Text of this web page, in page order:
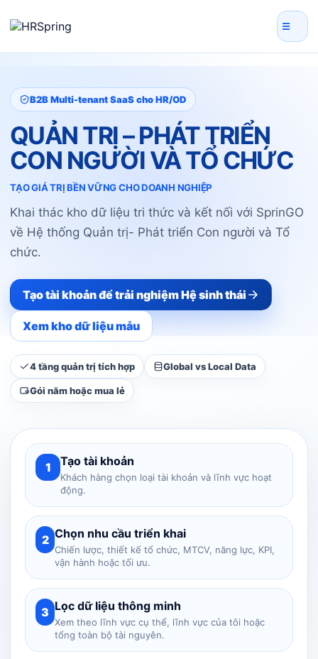
☰
B2B Multi-tenant SaaS cho HR/OD
QUẢN TRỊ – PHÁT TRIỂN
CON NGƯỜI VÀ TỔ CHỨC
TẠO GIÁ TRỊ BỀN VỮNG CHO DOANH NGHIỆP
Khai thác kho dữ liệu tri thức và kết nối với SprinGO
về Hệ thống Quản trị- Phát triển Con người và Tổ
chức.
Tạo tài khoản để trải nghiệm Hệ sinh thái
Xem kho dữ liệu mẫu
4 tầng quản trị tích hợp Global vs Local Data
Gói năm hoặc mua lẻ
1 Tạo tài khoản
Khách hàng chọn loại tài khoản và lĩnh vực hoạt
động.
2 Chọn nhu cầu triển khai
Chiến lược, thiết kế tổ chức, MTCV, năng lực, KPI,
vận hành hoặc tối ưu.
3 Lọc dữ liệu thông minh
Xem theo lĩnh vực cụ thể, lĩnh vực của tôi hoặc
tổng toàn bộ tài nguyên.